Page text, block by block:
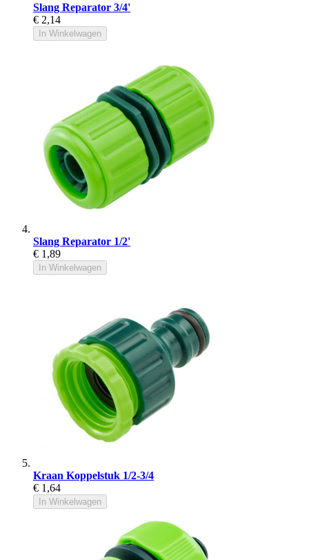
Slang Reparator 3/4'
€ 2,14
In Winkelwagen
Slang Reparator 1/2'
€ 1,89
In Winkelwagen
Kraan Koppelstuk 1/2-3/4
€ 1,64
In Winkelwagen